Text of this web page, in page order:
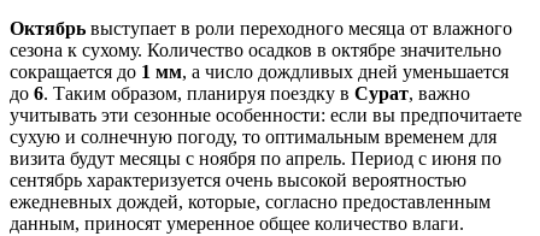
Октябрь выступает в роли переходного месяца от влажного
сезона к сухому. Количество осадков в октябре значительно
сокращается до 1 мм, а число дождливых дней уменьшается
до 6. Таким образом, планируя поездку в Сурат, важно
учитывать эти сезонные особенности: если вы предпочитаете
сухую и солнечную погоду, то оптимальным временем для
визита будут месяцы с ноября по апрель. Период с июня по
сентябрь характеризуется очень высокой вероятностью
ежедневных дождей, которые, согласно предоставленным
данным, приносят умеренное общее количество влаги.